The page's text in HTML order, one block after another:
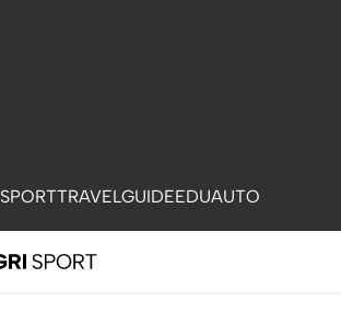
SPORTTRAVELGUIDEEDUAUTO